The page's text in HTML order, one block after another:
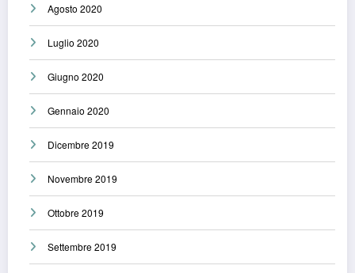
Agosto 2020
Luglio 2020
Giugno 2020
Gennaio 2020
Dicembre 2019
Novembre 2019
Ottobre 2019
Settembre 2019